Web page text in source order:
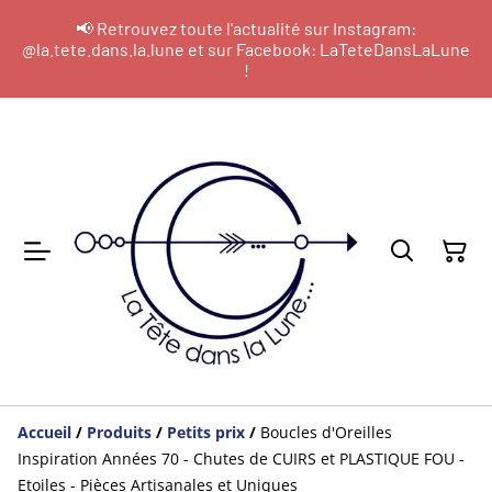
📢 Retrouvez toute l'actualité sur Instagram:
@la.tete.dans.la.lune et sur Facebook: LaTeteDansLaLune
!
Accueil / Produits / Petits prix / Boucles d'Oreilles
Inspiration Années 70 - Chutes de CUIRS et PLASTIQUE FOU -
Etoiles - Pièces Artisanales et Uniques